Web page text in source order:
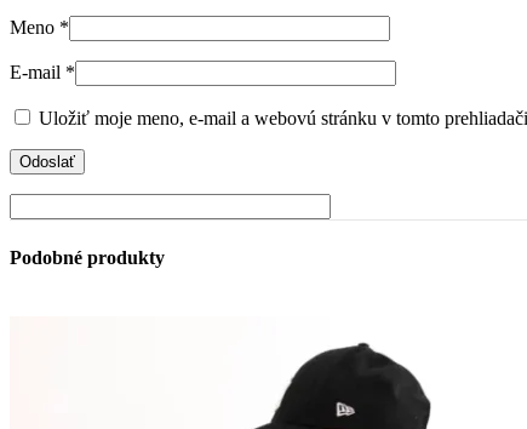
Meno *
E-mail *
Uložiť moje meno, e-mail a webovú stránku v tomto
Podobné produkty